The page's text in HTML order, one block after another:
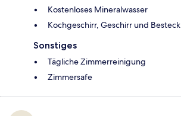
Kostenloses Mineralwasser
Kochgeschirr, Geschirr und Besteck
Sonstiges
Tägliche Zimmerreinigung
Zimmersafe